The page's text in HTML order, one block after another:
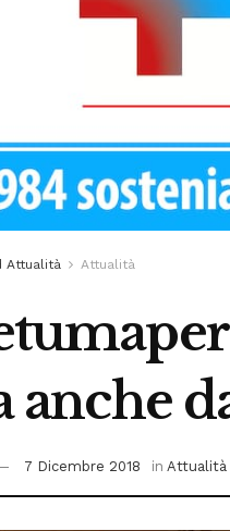
Attualità Attualità
anche
7 Dicembre 2018 in Attualità